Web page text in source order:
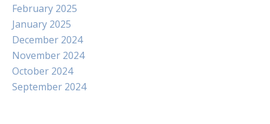
February 2025
January 2025
December 2024
November 2024
October 2024
September 2024